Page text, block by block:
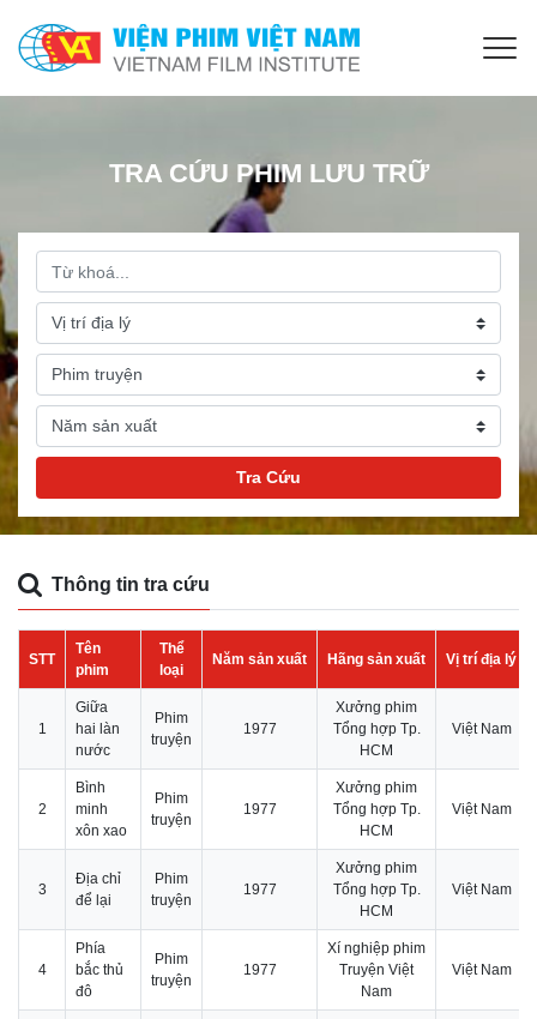
TRA CỨU PHIM LƯU TRỮ
Tra Cứu
Thông tin tra cứu
STT
Tên
phim
Thể
loại
Năm sản xuất Hãng sản xuất Vị trí địa lý
1
Giữa
hai làn
nước
Phim
truyện
1977
Xưởng phim
Tổng hợp Tp.
HCM
Việt Nam
2
Bình
minh
xôn xao
Phim
truyện
1977
Xưởng phim
Tổng hợp Tp.
HCM
Việt Nam
3
Địa chỉ
để lại
Phim
truyện
1977
Xưởng phim
Tổng hợp Tp.
HCM
Việt Nam
4
Phía
bắc thủ
đô
Phim
truyện
1977
Xí nghiệp phim
Truyện Việt
Nam
Việt Nam